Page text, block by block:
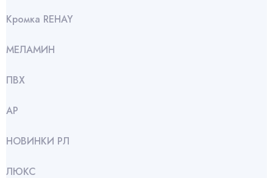
Кромка REHAY
МЕЛАМИН
ПВХ
АР
НОВИНКИ РЛ
ЛЮКС